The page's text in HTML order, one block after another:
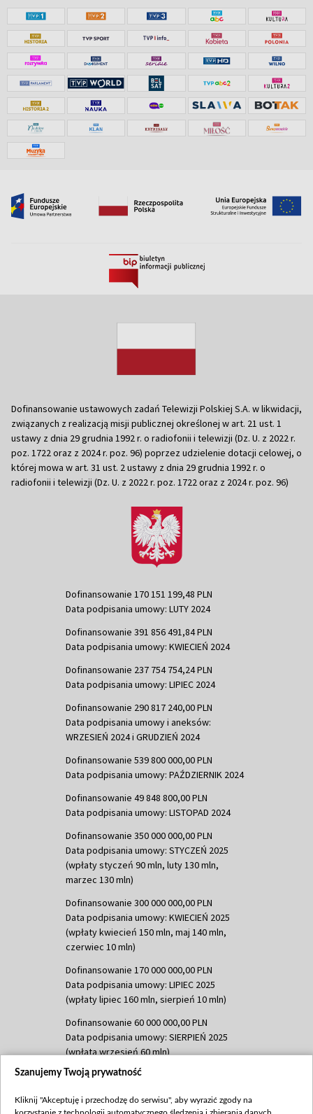
Dofinansowanie ustawowych zadań Telewizji Polskiej S.A. w likwidacji,
związanych z realizacją misji publicznej określonej w art. 21 ust. 1
ustawy z dnia 29 grudnia 1992 r. o radiofonii i telewizji (Dz. U. z 2022 r.
poz. 1722 oraz z 2024 r. poz. 96) poprzez udzielenie dotacji celowej, o
której mowa w art. 31 ust. 2 ustawy z dnia 29 grudnia 1992 r. o
radiofonii i telewizji (Dz. U. z 2022 r. poz. 1722 oraz z 2024 r. poz. 96)
Dofinansowanie 170 151 199,48 PLN
Data podpisania umowy: LUTY 2024
Dofinansowanie 391 856 491,84 PLN
Data podpisania umowy: KWIECIEŃ 2024
Dofinansowanie 237 754 754,24 PLN
Data podpisania umowy: LIPIEC 2024
Dofinansowanie 290 817 240,00 PLN
Data podpisania umowy i aneksów:
WRZESIEŃ 2024 i GRUDZIEŃ 2024
Dofinansowanie 539 800 000,00 PLN
Data podpisania umowy: PAŹDZIERNIK 2024
Dofinansowanie 49 848 800,00 PLN
Data podpisania umowy: LISTOPAD 2024
Dofinansowanie 350 000 000,00 PLN
Data podpisania umowy: STYCZEŃ 2025
(wpłaty styczeń 90 mln, luty 130 mln,
marzec 130 mln)
Dofinansowanie 300 000 000,00 PLN
Data podpisania umowy: KWIECIEŃ 2025
(wpłaty kwiecień 150 mln, maj 140 mln,
czerwiec 10 mln)
Dofinansowanie 170 000 000,00 PLN
Data podpisania umowy: LIPIEC 2025
(wpłaty lipiec 160 mln, sierpień 10 mln)
Dofinansowanie 60 000 000,00 PLN
Data podpisania umowy: SIERPIEŃ 2025
(wpłata wrzesień 60 mln)
Dofinansowanie 635 783 051,21 PLN
(wpłata wrzesień 100 mln, październik 350
Szanujemy Twoją prywatność
Kliknij "Akceptuję i przechodzę do serwisu", aby wyrazić zgody na